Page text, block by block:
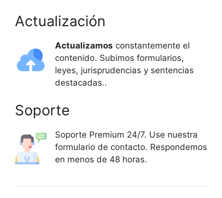
Actualización
Actualizamos constantemente el
contenido. Subimos formularios,
leyes, jurisprudencias y sentencias
destacadas..
Soporte
Soporte Premium 24/7. Use nuestra
formulario de contacto. Respondemos
en menos de 48 horas.